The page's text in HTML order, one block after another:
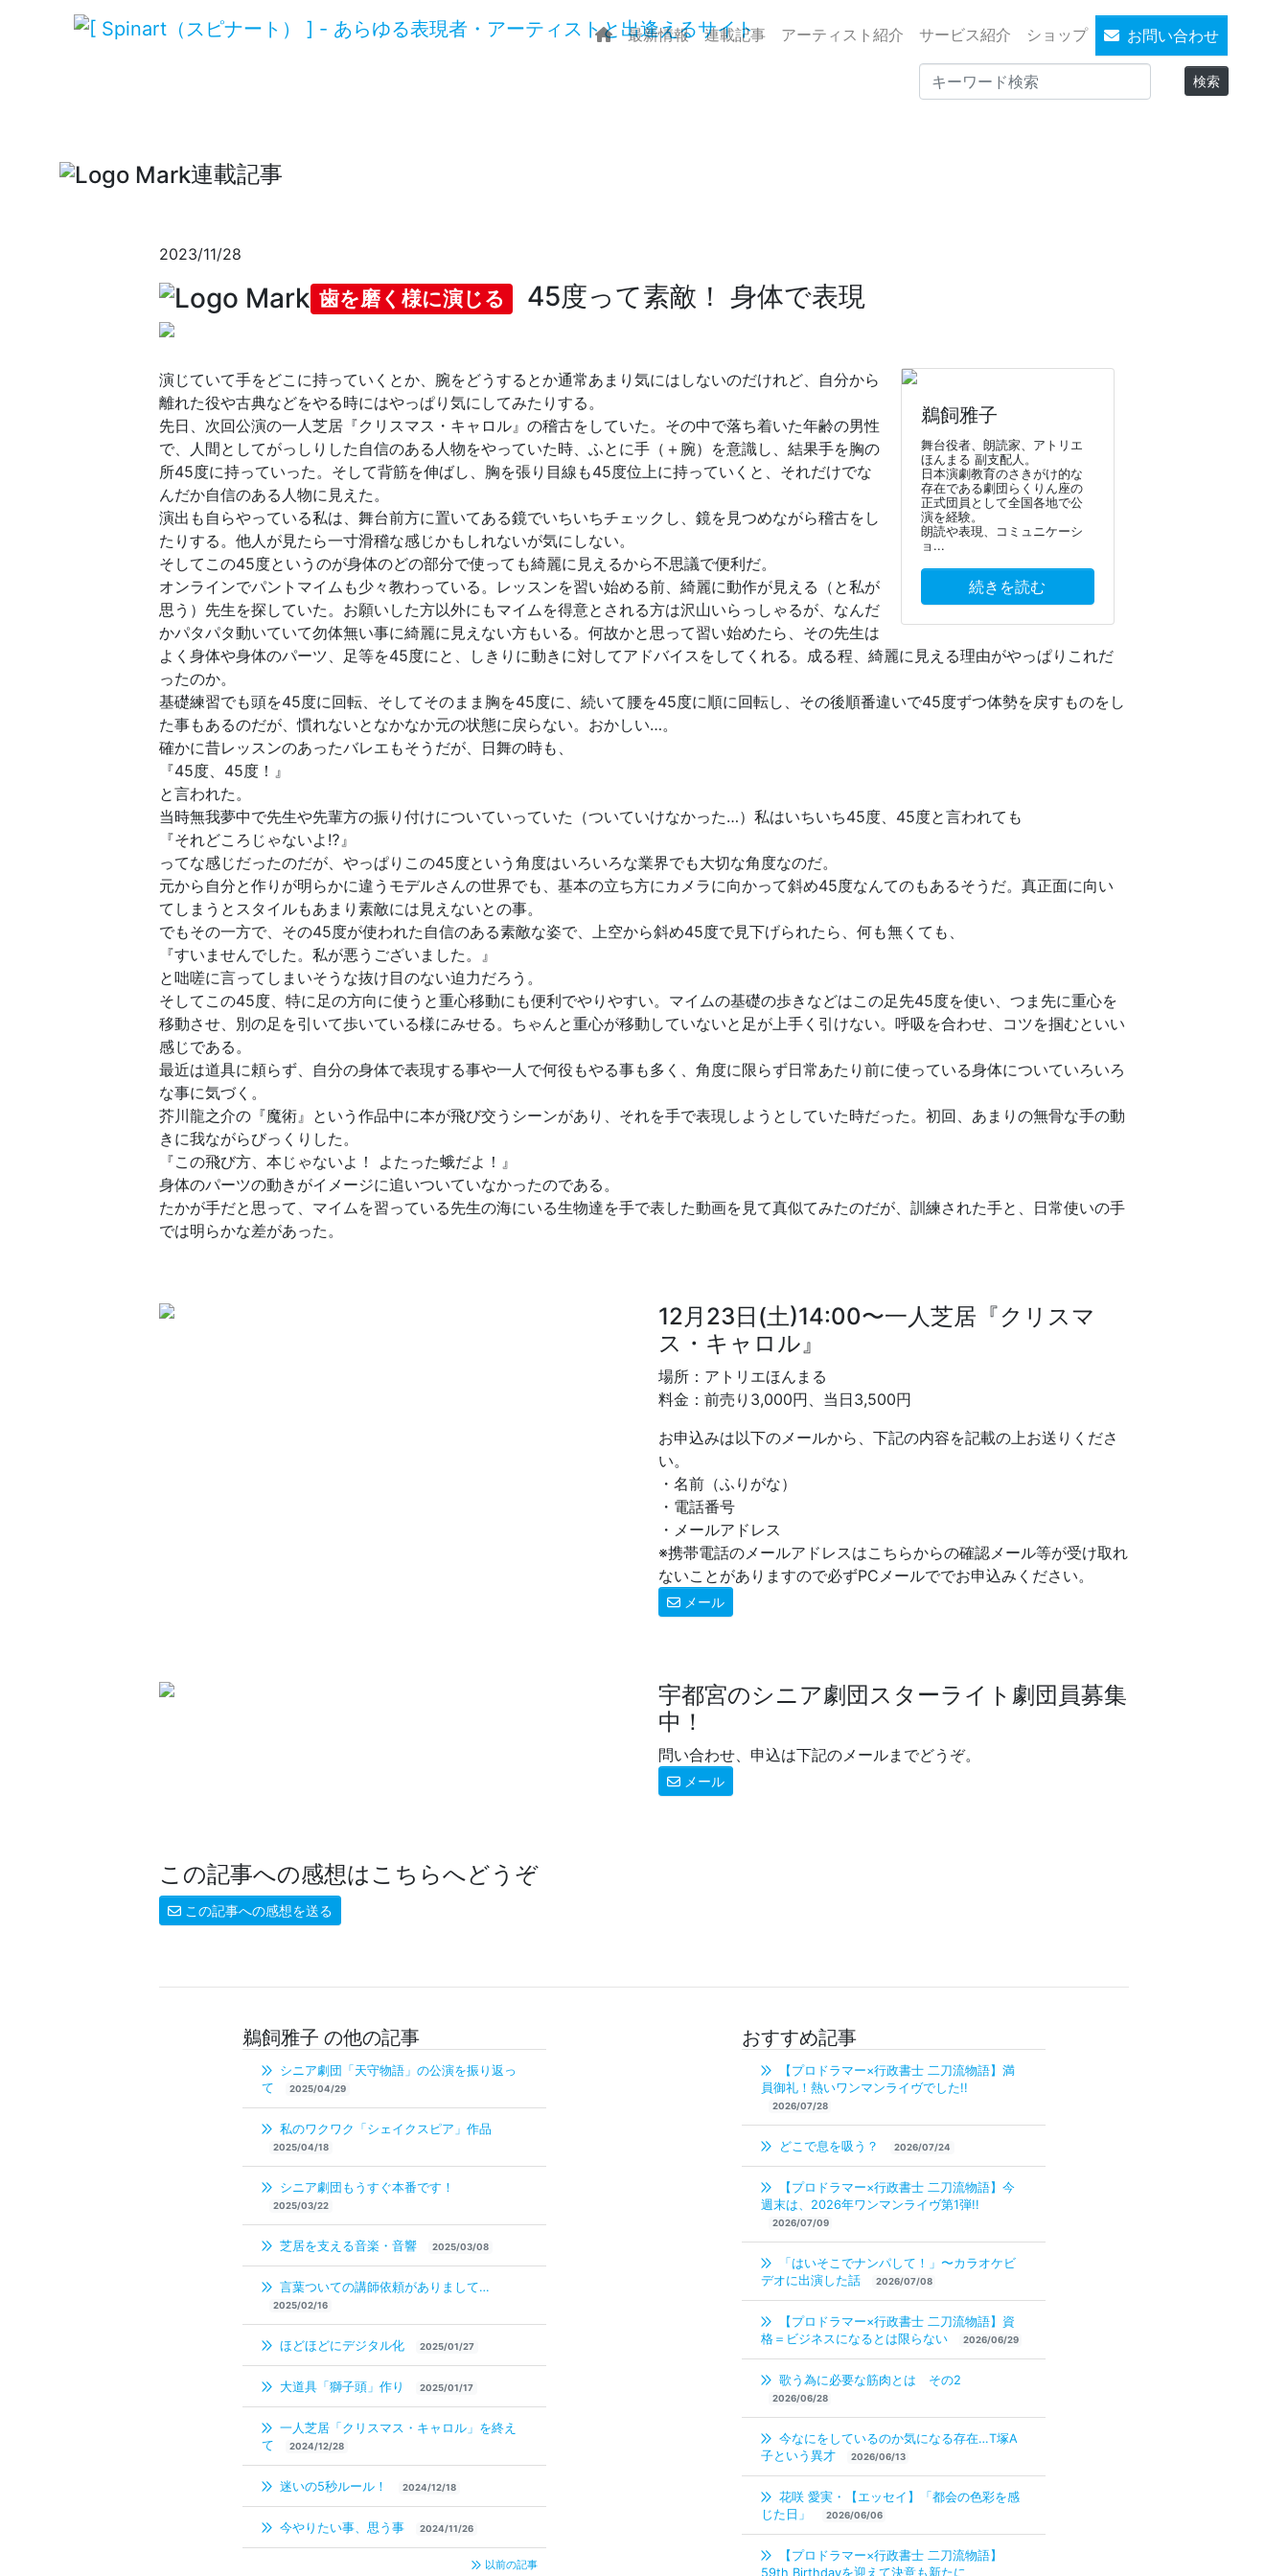
最新情報 連載記事 アーティスト紹介 サービス紹介 ショップ お問い合わせ
連載記事
2023/11/28
歯を磨く様に演じる 45度って素敵！ 身体で表現
鵜飼雅子
舞台役者、朗読家、アトリエ
ほんまる 副支配人。
日本演劇教育のさきがけ的な
存在である劇団らくりん座の
正式団員として全国各地で公
演を経験。
朗読や表現、コミュニケーシ
ョ...
続きを読む
演じていて手をどこに持っていくとか、腕をどうするとか通常あまり気にはしないのだけれど、自分から
離れた役や古典などをやる時にはやっぱり気にしてみたりする。
先日、次回公演の一人芝居『クリスマス・キャロル』の稽古をしていた。その中で落ち着いた年齢の男性
で、人間としてがっしりした自信のある人物をやっていた時、ふとに手（＋腕）を意識し、結果手を胸の
所45度に持っていった。そして背筋を伸ばし、胸を張り目線も45度位上に持っていくと、それだけでな
んだか自信のある人物に見えた。
演出も自らやっている私は、舞台前方に置いてある鏡でいちいちチェックし、鏡を見つめながら稽古をし
たりする。他人が見たら一寸滑稽な感じかもしれないが気にしない。
そしてこの45度というのが身体のどの部分で使っても綺麗に見えるから不思議で便利だ。
オンラインでパントマイムも少々教わっている。レッスンを習い始める前、綺麗に動作が見える（と私が
思う）先生を探していた。お願いした方以外にもマイムを得意とされる方は沢山いらっしゃるが、なんだ
かパタパタ動いていて勿体無い事に綺麗に見えない方もいる。何故かと思って習い始めたら、その先生は
よく身体や身体のパーツ、足等を45度にと、しきりに動きに対してアドバイスをしてくれる。成る程、綺麗に見える理由がやっぱりこれだ
ったのか。
基礎練習でも頭を45度に回転、そしてそのまま胸を45度に、続いて腰を45度に順に回転し、その後順番違いで45度ずつ体勢を戻すものをし
た事もあるのだが、慣れないとなかなか元の状態に戻らない。おかしい…。
確かに昔レッスンのあったバレエもそうだが、日舞の時も、
『45度、45度！』
と言われた。
当時無我夢中で先生や先輩方の振り付けについていっていた（ついていけなかった…）私はいちいち45度、45度と言われても
『それどころじゃないよ⁉︎』
ってな感じだったのだが、やっぱりこの45度という角度はいろいろな業界でも大切な角度なのだ。
元から自分と作りが明らかに違うモデルさんの世界でも、基本の立ち方にカメラに向かって斜め45度なんてのもあるそうだ。真正面に向い
てしまうとスタイルもあまり素敵には見えないとの事。
でもその一方で、その45度が使われた自信のある素敵な姿で、上空から斜め45度で見下げられたら、何も無くても、
『すいませんでした。私が悪うございました。』
と咄嗟に言ってしまいそうな抜け目のない迫力だろう。
そしてこの45度、特に足の方向に使うと重心移動にも便利でやりやすい。マイムの基礎の歩きなどはこの足先45度を使い、つま先に重心を
移動させ、別の足を引いて歩いている様にみせる。ちゃんと重心が移動していないと足が上手く引けない。呼吸を合わせ、コツを掴むといい
感じである。
最近は道具に頼らず、自分の身体で表現する事や一人で何役もやる事も多く、角度に限らず日常あたり前に使っている身体についていろいろ
な事に気づく。
芥川龍之介の『魔術』という作品中に本が飛び交うシーンがあり、それを手で表現しようとしていた時だった。初回、あまりの無骨な手の動
きに我ながらびっくりした。
『この飛び方、本じゃないよ！ よたった蛾だよ！』
身体のパーツの動きがイメージに追いついていなかったのである。
たかが手だと思って、マイムを習っている先生の海にいる生物達を手で表した動画を見て真似てみたのだが、訓練された手と、日常使いの手
では明らかな差があった。
12月23日(土)14:00〜一人芝居『クリスマ
ス・キャロル』
場所：アトリエほんまる
料金：前売り3,000円、当日3,500円
お申込みは以下のメールから、下記の内容を記載の上お送りくださ
い。
・名前（ふりがな）
・電話番号
・メールアドレス
※携帯電話のメールアドレスはこちらからの確認メール等が受け取れ
ないことがありますので必ずPCメールででお申込みください。
メール
宇都宮のシニア劇団スターライト劇団員募集
中！
問い合わせ、申込は下記のメールまでどうぞ。
メール
この記事への感想はこちらへどうぞ
この記事への感想を送る
鵜飼雅子 の他の記事
シニア劇団「天守物語」の公演を振り返っ
て
2025/04/29
私のワクワク「シェイクスピア」作品
2025/04/18
シニア劇団もうすぐ本番です！
2025/03/22
芝居を支える音楽・音響 2025/03/08
言葉ついての講師依頼がありまして…
2025/02/16
ほどほどにデジタル化 2025/01/27
大道具「獅子頭」作り 2025/01/17
一人芝居「クリスマス・キャロル」を終え
て
2024/12/28
迷いの5秒ルール！ 2024/12/18
今やりたい事、思う事 2024/11/26
以前の記事
おすすめ記事
【プロドラマー×行政書士 二刀流物語】満
員御礼！熱いワンマンライヴでした!!
2026/07/28
どこで息を吸う？ 2026/07/24
【プロドラマー×行政書士 二刀流物語】今
週末は、2026年ワンマンライヴ第1弾!!
2026/07/09
「はいそこでナンパして！」〜カラオケビ
デオに出演した話
2026/07/08
【プロドラマー×行政書士 二刀流物語】資
格＝ビジネスになるとは限らない
2026/06/29
歌う為に必要な筋肉とは その2
2026/06/28
今なにをしているのか気になる存在…T塚A
子という異才
2026/06/13
花咲 愛実・【エッセイ】「都会の色彩を感
じた日」
2026/06/06
【プロドラマー×行政書士 二刀流物語】
59th Birthdayを迎えて決意も新たに